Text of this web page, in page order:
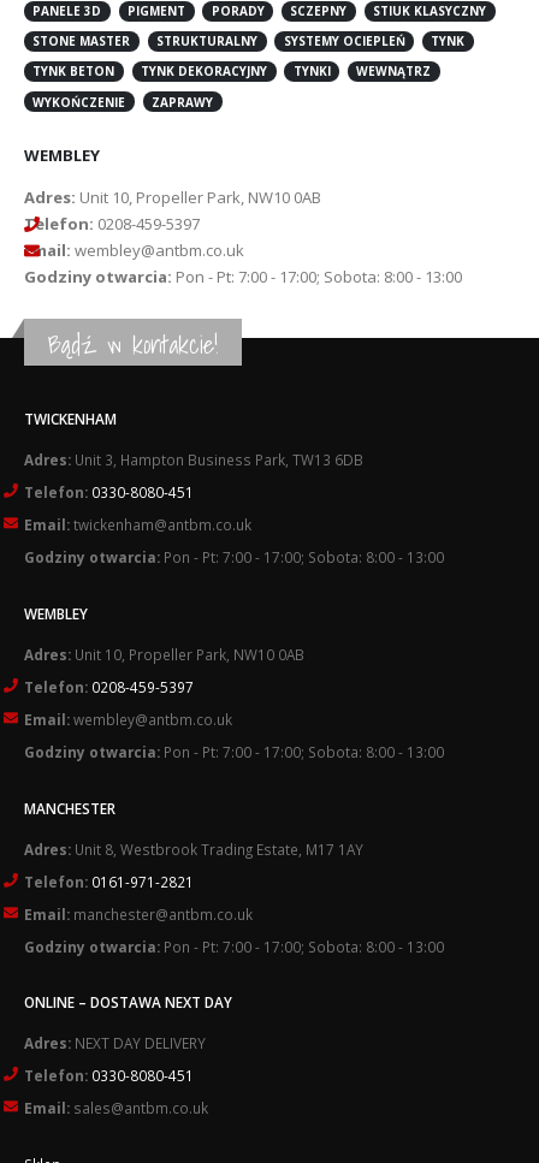
PANELE 3D
PIGMENT PORADY SCZEPNY
STIUK KLASYCZNY
STONE MASTER
STRUKTURALNY SYSTEMY OCIEPLEŃ
TYNK
TYNK BETON
TYNK DEKORACYJNY TYNKI
WEWNĄTRZ
WYKOŃCZENIE
ZAPRAWY
WEMBLEY
Adres: Unit 10, Propeller Park, NW10 0AB
Telefon: 0208-459-5397
Email: wembley@antbm.co.uk
Godziny otwarcia: Pon - Pt: 7:00 - 17:00; Sobota: 8:00 - 13:00
Bądź w kontakcie!
TWICKENHAM
Adres: Unit 3, Hampton Business Park, TW13 6DB
Telefon: 0330-8080-451
Email:twickenham@antbm.co.uk
Godziny otwarcia: Pon - Pt: 7:00 - 17:00; Sobota: 8:00 - 13:00
WEMBLEY
Adres: Unit 10, Propeller Park, NW10 0AB
Telefon: 0208-459-5397
Email:wembley@antbm.co.uk
Godziny otwarcia: Pon - Pt: 7:00 - 17:00; Sobota: 8:00 - 13:00
MANCHESTER
Adres: Unit 8, Westbrook Trading Estate, M17 1AY
Telefon: 0161-971-2821
Email: manchester@antbm.co.uk
Godziny otwarcia: Pon - Pt: 7:00 - 17:00; Sobota: 8:00 - 13:00
ONLINE – DOSTAWA NEXT DAY
Adres: NEXT DAY DELIVERY
Telefon: 0330-8080-451
Email: sales@antbm.co.uk